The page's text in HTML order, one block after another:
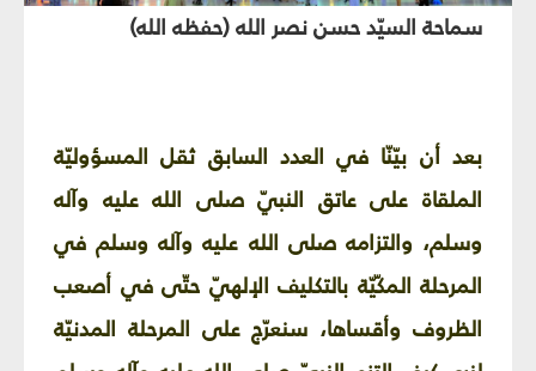
سماحة السيّد حسن نصر الله (حفظه الله)
بعد أن بيّنّا في العدد السابق ثقل المسؤوليّة
الملقاة على عاتق النبيّ صلى الله عليه وآله
وسلم، والتزامه صلى الله عليه وآله وسلم في
المرحلة المكّيّة بالتكليف الإلهيّ حتّى في أصعب
الظروف وأقساها، سنعرّج على المرحلة المدنيّة